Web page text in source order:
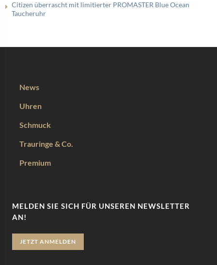
Citizen überrascht mit limitierter PROMASTER Blue Ocean
Taucheruhr
News
Uhren
Schmuck
Trauringe & Co.
Premium
MELDEN SIE SICH FÜR UNSEREN NEWSLETTER
AN!
JETZT ANMELDEN